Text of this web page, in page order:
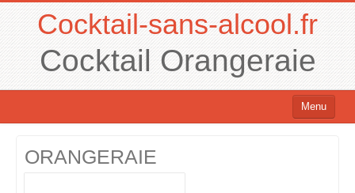
Cocktail-sans-alcool.fr
Cocktail Orangeraie
Menu
Cocktails avec alcool
ORANGERAIE